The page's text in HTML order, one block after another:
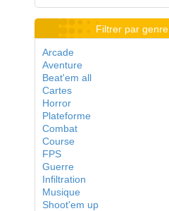
Filtrer par genre
Arcade
Aventure
Beat'em all
Cartes
Horror
Plateforme
Combat
Course
FPS
Guerre
Infiltration
Musique
Shoot'em up